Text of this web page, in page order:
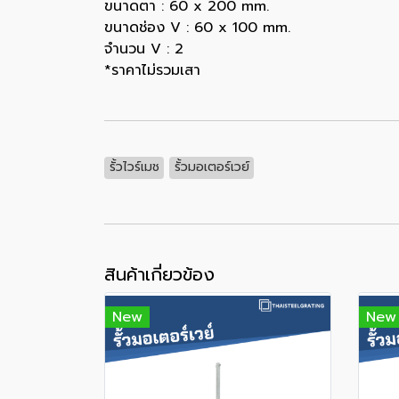
ขนาดตา : 60 x 200 mm.
ขนาดช่อง V : 60 x 100 mm.
จำนวน V : 2
*ราคาไม่รวมเสา
รั้วไวร์เมช รั้วมอเตอร์เวย์
สินค้าเกี่ยวข้อง
New New